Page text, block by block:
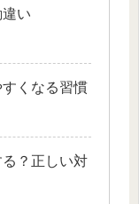
い
くなる習慣
？正しい対